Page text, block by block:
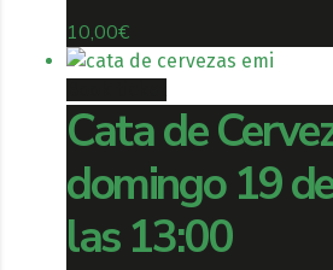
10,00€
Cata de
domingo 19
las 13:00